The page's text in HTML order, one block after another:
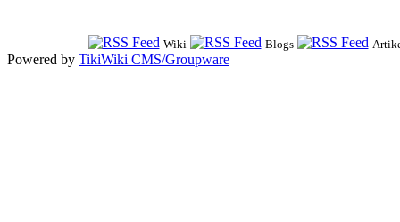
Wiki Blogs
Powered by TikiWiki CMS/Groupware